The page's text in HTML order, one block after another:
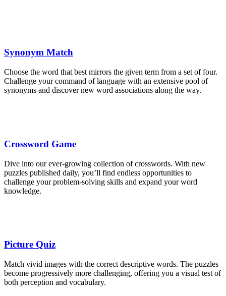
Synonym Match
Choose the word that best mirrors the given term from a set of four.
Challenge your command of language with an extensive pool of
synonyms and discover new word associations along the way.
Crossword Game
Dive into our ever-growing collection of crosswords. With new
puzzles published daily, you’ll find endless opportunities to
challenge your problem-solving skills and expand your word
knowledge.
Picture Quiz
Match vivid images with the correct descriptive words. The puzzles
become progressively more challenging, offering you a visual test of
both perception and vocabulary.